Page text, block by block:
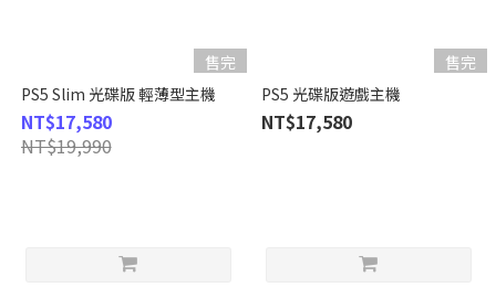
售完
PS5 Slim 光碟版 輕薄型主機
NT$17,580
NT$19,990
售完
PS5 光碟版遊戲主機
NT$17,580